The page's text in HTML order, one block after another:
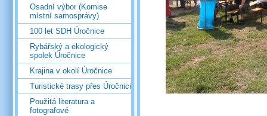
Osadní výbor (Komise
místní samosprávy)
100 let SDH Úročnice
Rybářský a ekologický
spolek Úročnice
Krajina v okolí Úročnice
Turistické trasy přes Úročnici
Použitá literatura a
fotografové